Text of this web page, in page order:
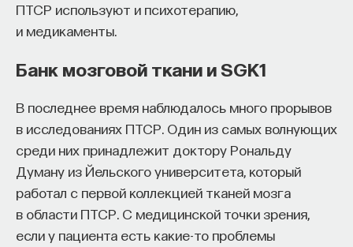
ПТСР используют и психотерапию,
и медикаменты.
Банк мозговой ткани и SGK1
В последнее время наблюдалось много прорывов
в исследованиях ПТСР. Один из самых волнующих
среди них принадлежит доктору Рональду
Думану из Йельского университета, который
работал с первой коллекцией тканей мозга
в области ПТСР. С медицинской точки зрения,
если у пациента есть какие-то проблемы